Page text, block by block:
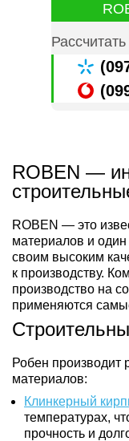
ROBEN —
ROBEN — это
материалов и
своим высоким
к производству.
производство на
применяются
Робен производит
материалов:
Клинкерный
температурах,
прочность и